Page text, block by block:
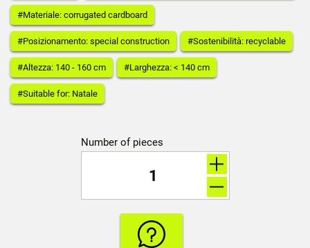
#Materiale: corrugated cardboard
#Posizionamento: special construction #Sostenibilità: recyclable
#Altezza: 140 - 160 cm #Larghezza: < 140 cm
#Suitable for: Natale
Number of pieces